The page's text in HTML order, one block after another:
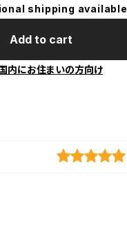
shipping available
Add to cart
内にお住まいの方向け